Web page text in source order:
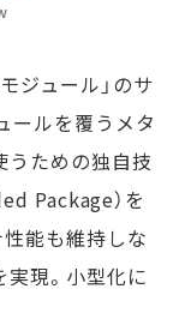
ュール」のサ
ールを覆うメタ
うための独自技
Package）を
能も維持しな
現。小型化に